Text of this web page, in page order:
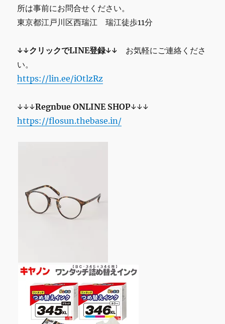
所は事前にお問合せください。
東京都江戸川区西瑞江 瑞江徒歩11分
↓↓クリックでLINE登録↓↓ お気軽にご連絡くださ
い。
https://lin.ee/iOtlzRz
↓↓↓RegnbueONLINE SHOP↓↓↓
https://flosun.thebase.in/